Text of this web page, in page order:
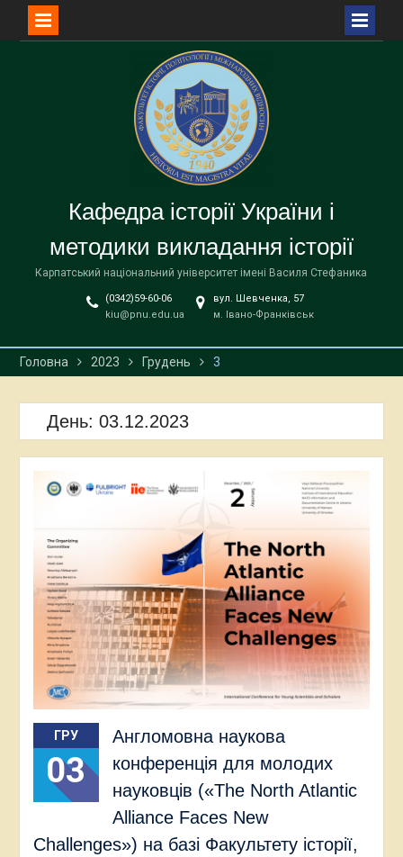
Кафедра історії України і
методики викладання історії
Карпатський національний університет імені Василя Стефаника
(0342)59-60-06
kiu@pnu.edu.ua
вул. Шевченка, 57
м. Івано-Франківськ
Головна 2023 Грудень 3
День: 03.12.2023
ГРУ
03
Англомовна наукова
конференція для молодих
науковців («The North Atlantic
Alliance Faces New
Challenges») на базі Факультету історії,